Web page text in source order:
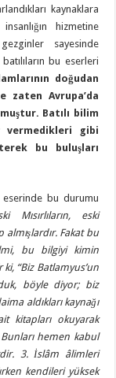
kaynaklara
hizmetine
sayesinde
bu eserleri
doğudan
zaten Avrupa’da
Batılı bilim
vermedikleri gibi
bu buluşları
bu durumu
Mısırlıların, eski
Fakat bu
bu bilgiyi kimin
ki, “Biz Batlamyus’un
böyle diyor; biz
aldıkları kaynağı
kitapları okuyarak
hemen kabul
3. İslâm âlimleri
kendileri yüksek